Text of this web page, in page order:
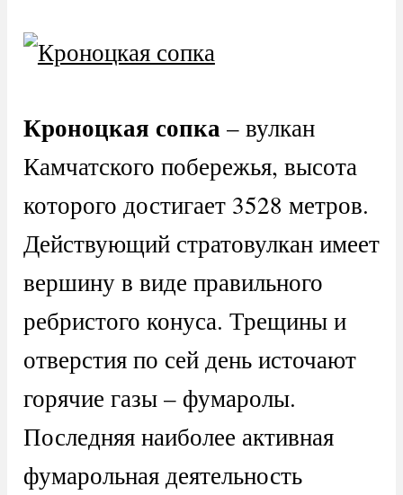
Кроноцкая сопка – вулкан
Камчатского побережья, высота
которого достигает 3528 метров.
Действующий стратовулкан имеет
вершину в виде правильного
ребристого конуса. Трещины и
отверстия по сей день источают
горячие газы – фумаролы.
Последняя наиболее активная
фумарольная деятельность